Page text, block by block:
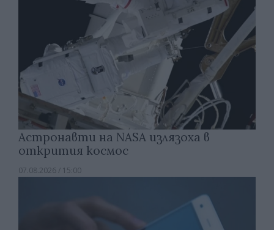
Астронавти на NASA излязоха в
открития космос
07.08.2026 / 15:00